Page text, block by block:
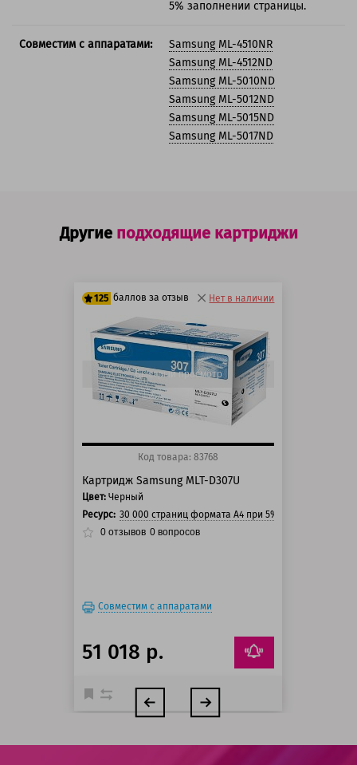
5% заполнении страницы.
Совместим с аппаратами:
Samsung ML-4510NR
Samsung ML-4512ND
Samsung ML-5010ND
Samsung ML-5012ND
Samsung ML-5015ND
Samsung ML-5017ND
Другие подходящие картриджи
125 баллов за отзыв
100 баллов
125 баллов
Нет в наличии
Быстрый просмотр
Код товара: 83768
Картридж Samsung MLT-D307U
Цвет: Черный
Ресурс: 30 000 страниц формата А4 при 5% заполнении
0 отзывов 0 вопросов
Совместим с аппаратами
51 018 р.